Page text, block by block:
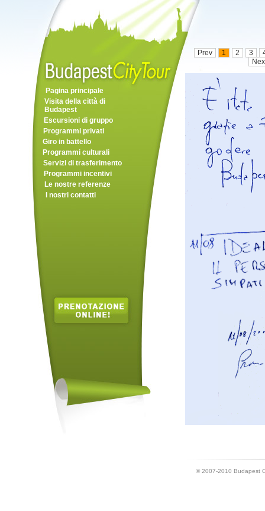
Pagina principale
Visita della città di
Budapest
Escursioni di gruppo
Programmi privati
Giro in battello
Programmi culturali
Servizi di trasferimento
Programmi incentivi
Le nostre referenze
I nostri contatti
Prev 1 2 3
© 2007-2010